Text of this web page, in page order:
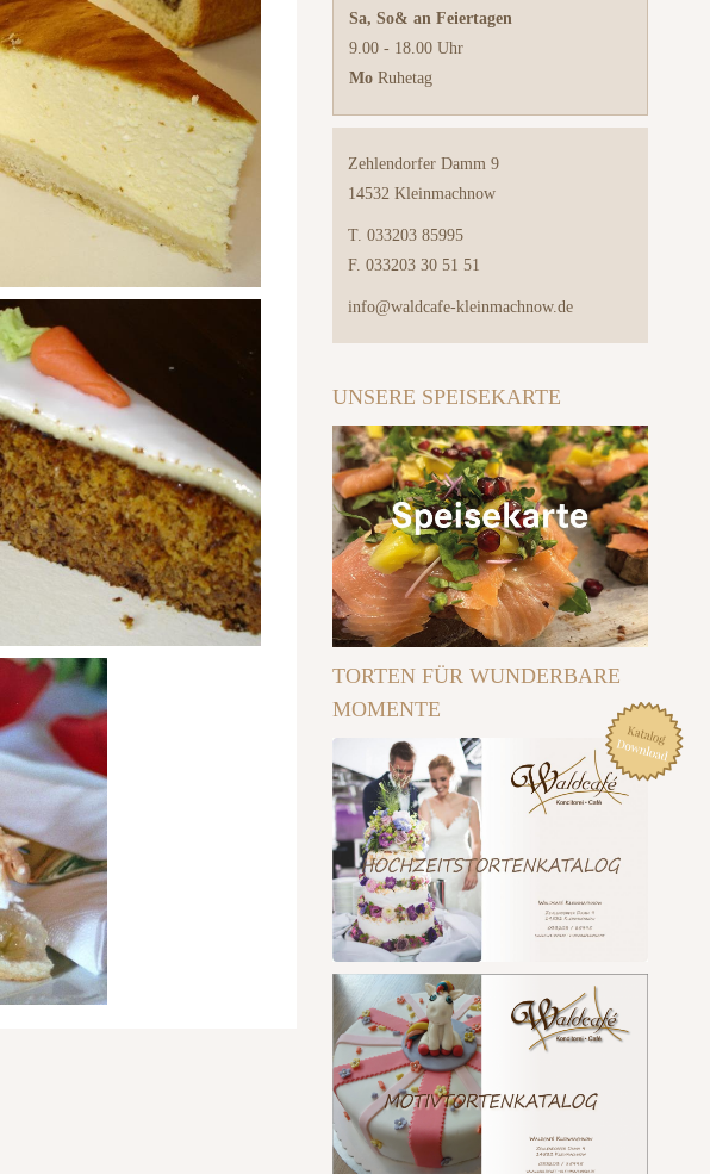
Sa, So& an Feiertagen
9.00 - 18.00 Uhr
MoRuhetag
Zehlendorfer Damm 9
14532 Kleinmachnow
T. 033203 85995
F. 033203 30 51 51
info@waldcafe-kleinmachnow.de
UNSERE SPEISEKARTE
TORTEN FÜR WUNDERBARE
MOMENTE